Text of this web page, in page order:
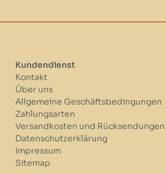
Kundendienst
Kontakt
Über uns
Allgemeine Geschäftsbedingungen
Zahlungsarten
Versandkosten und Rücksendungen
Datenschutzerklärung
Impressum
Sitemap